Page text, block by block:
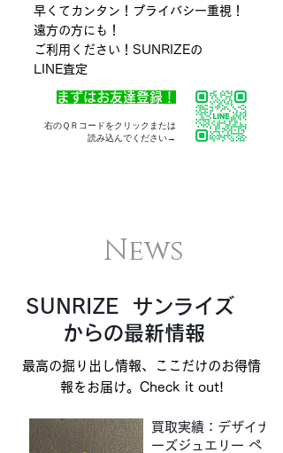
早くてカンタン！プライバシー重視！
遠方の方にも！
​ご利用ください！SUNRIZEの
LINE査定
まずはお友達登録！
右のＱＲコードをクリックまたは
読み込んでください→
News
SUNRIZE サンライズ
からの最新情報
最高の掘り出し情報、ここだけのお得情
報をお届け。Check it out!
買取実績：デザイナ
ーズジュエリー ペ